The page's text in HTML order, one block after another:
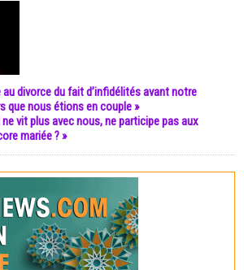
au divorce du fait d’infidélités avant notre
que nous étions en couple »
ne vit plus avec nous, ne participe pas aux
mariée ? »